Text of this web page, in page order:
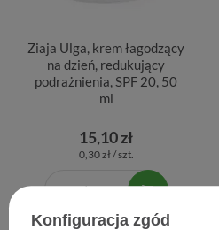
Ziaja Ulga, krem łagodzący
na dzień, redukujący
podrażnienia, SPF 20, 50
ml
15,10 zł
0,30 zł / szt.
Konfiguracja zgód